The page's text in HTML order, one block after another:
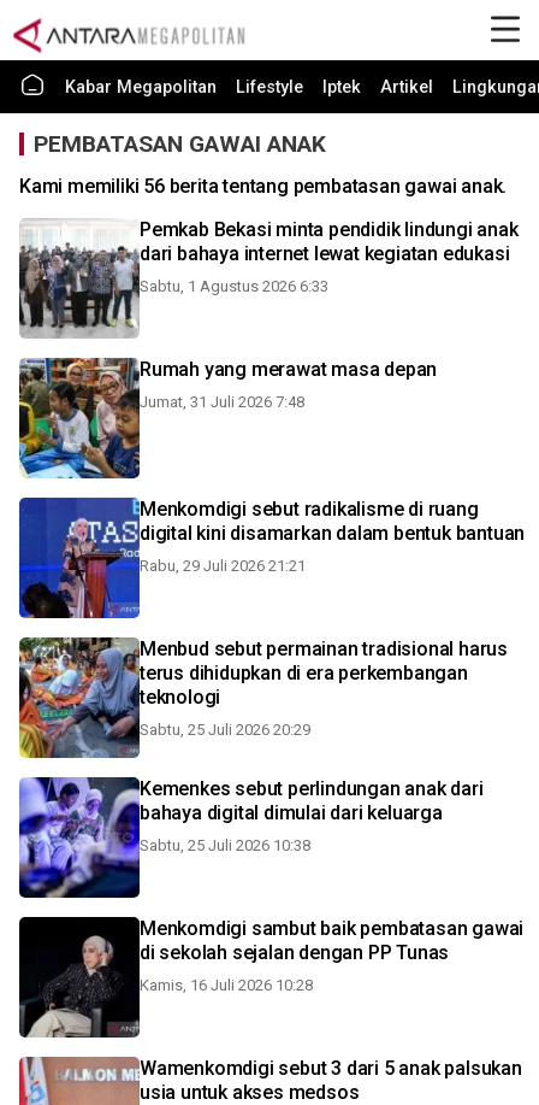
Kabar Megapolitan Lifestyle Iptek Artikel
PEMBATASAN GAWAI ANAK
Kami memiliki 56 berita tentang pembatasan gawai anak.
Pemkab Bekasi minta pendidik lindungi anak
dari bahaya internet lewat kegiatan edukasi
Sabtu, 1 Agustus 2026 6:33
Rumah yang merawat masa depan
Jumat, 31 Juli 2026 7:48
Menkomdigi sebut radikalisme di ruang
digital kini disamarkan dalam bentuk bantuan
Rabu, 29 Juli 2026 21:21
Menbud sebut permainan tradisional harus
terus dihidupkan di era perkembangan
teknologi
Sabtu, 25 Juli 2026 20:29
Kemenkes sebut perlindungan anak dari
bahaya digital dimulai dari keluarga
Sabtu, 25 Juli 2026 10:38
Menkomdigi sambut baik pembatasan gawai
di sekolah sejalan dengan PP Tunas
Kamis, 16 Juli 2026 10:28
Wamenkomdigi sebut 3 dari 5 anak palsukan
usia untuk akses medsos